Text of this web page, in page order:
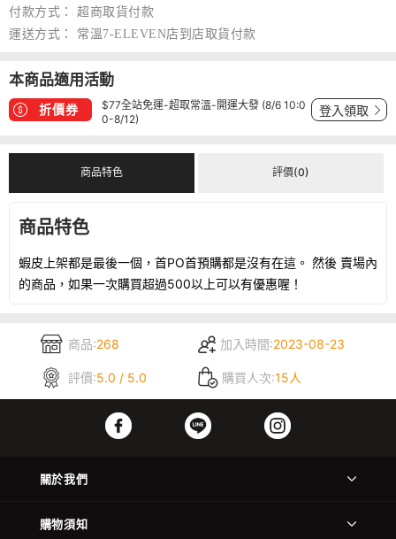
付款方式：
超商取貨付款
運送方式：
常溫7-ELEVEN店到店取貨付款
本商品適用活動
折價券
$77全站免運-超取常溫-開運大發 (8/6 10:0
0-8/12)
登入領取
商品特色 評價(0)
商品特色
蝦皮上架都是最後一個，首PO首預購都是沒有在這。 然後 賣場內
的商品，如果一次購買超過500以上可以有優惠喔！
商品:268 加入時間:2023-08-23
評價:5.0 / 5.0 購買人次:15人
關於我們
購物須知